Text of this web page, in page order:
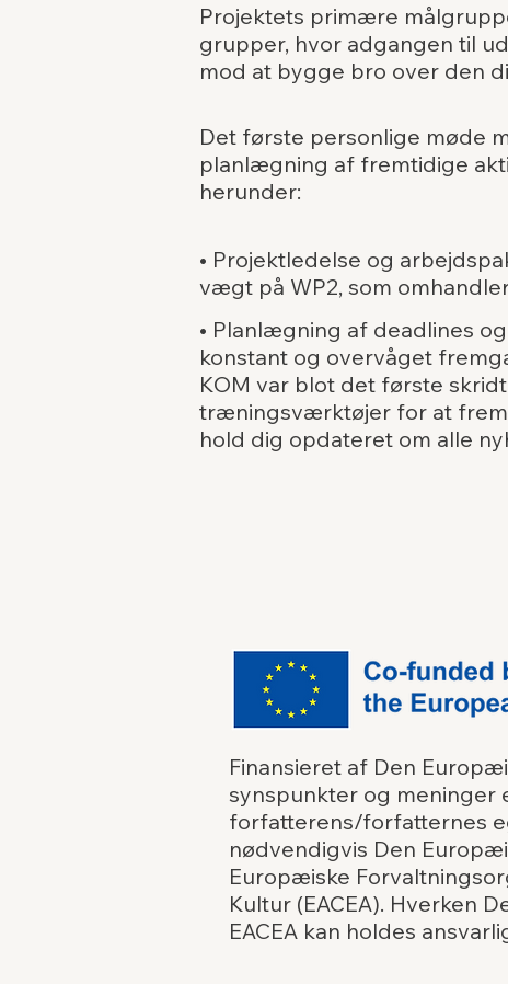
Projektets primære
grupper, hvor adgangen til
mod at bygge bro over den
Det første personlige møde
planlægning af fremtidige
herunder:
• Projektledelse og
vægt på WP2, som
• Planlægning af deadlines
konstant og overvåget
KOM var blot det første
træningsværktøjer for at
hold dig opdateret om alle
Finansieret af Den
synspunkter og meninger
forfatterens/forfatternes
nødvendigvis Den
Europæiske
Kultur (EACEA). Hverken
EACEA kan holdes